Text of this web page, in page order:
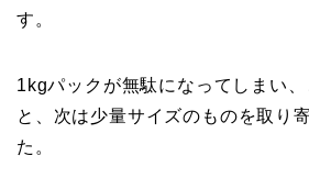
す。
1kgパックが無駄になってしまい、
と、次は少量サイズのものを取り
た。